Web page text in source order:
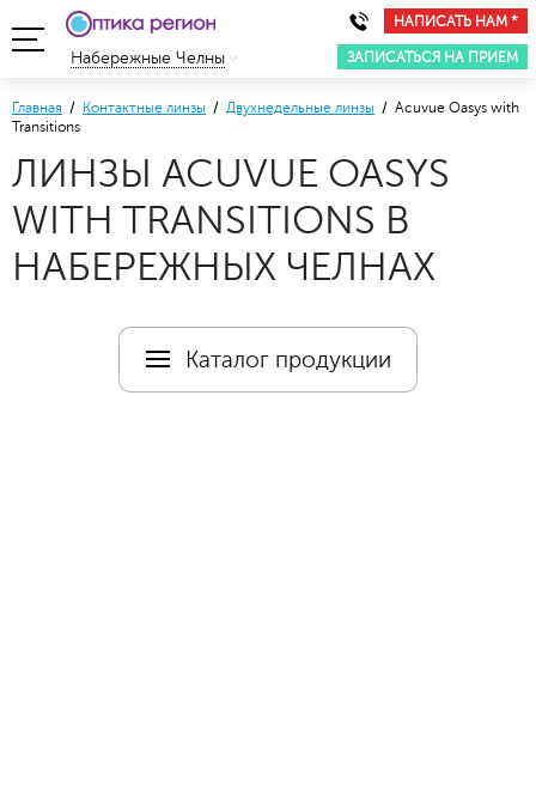
НАПИСАТЬ НАМ *
ЗАПИСАТЬСЯ НА ПРИЕМ
Набережные Челны
Главная / Контактные линзы / Двухнедельные линзы / Acuvue Oasys with
Transitions
ЛИНЗЫ ACUVUE OASYS
WITH TRANSITIONS В
НАБЕРЕЖНЫХ ЧЕЛНАХ
Каталог продукции